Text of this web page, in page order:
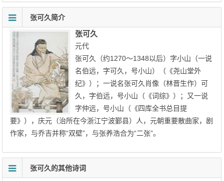
张可久简介
张可久
元代
张可久（约1270～1348以后）字小山（一说
名伯远，字可久，号小山）（《尧山堂外
纪》）；一说名张可久肖像（林晋生作）可
久，字伯远，号小山（《词综》）；又一说
字仲远，号小山（《四库全书总目提
要》），庆元（治所在今浙江宁波鄞县）人，元朝重要散曲家，剧
作家，与乔吉并称“双壁”，与张养浩合为“二张”。
张可久的其他诗词